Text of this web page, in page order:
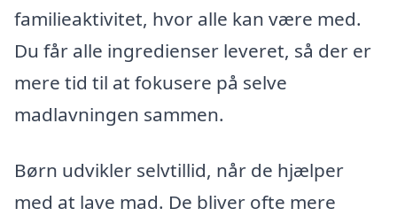
familieaktivitet, hvor alle kan være med.
Du får alle ingredienser leveret, så der er
mere tid til at fokusere på selve
madlavningen sammen.
Børn udvikler selvtillid, når de hjælper
med at lave mad. De bliver ofte mere